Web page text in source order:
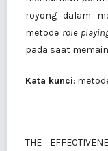
royong dalam
metode role
pada saat
Kata kunci:
THE